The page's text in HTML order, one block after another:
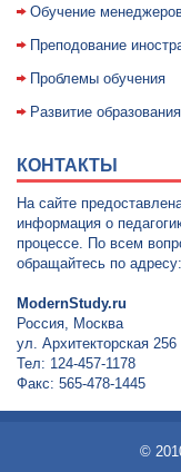
Обучение
Преподование
Проблемы обучения
Развитие
КОНТАКТЫ
На сайте
информация о
процессе. По всем
обращайтесь по адресу:
ModernStudy.ru
Россия, Москва
ул. Архитекторская 256
Тел: 124-457-1178
Факс: 565-478-1445
©